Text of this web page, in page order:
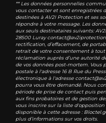
** Les données personnelles
vous contacter et sont enregistrées
destinées à AV2I Protection et ses
répondre à votre message. Les
aux seuls destinataires suivants:
28500 Luray
rectification, d’effacement, de
retrait de votre consentement à
réclamation auprès d’une autorité
de vos données post-mortem. Vous
postale à l'adresse 16 B Rue du
électronique à l'adresse
pourra vous être demandé. Nous
période de prise de contact puis
aux fins probatoires et de gestion
vous inscrire sur la liste
disponible à cette adresse :
plus d’informations sur vos droits.